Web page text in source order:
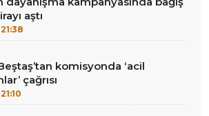
aştı
21:38
komisyonda ‘acil
çağrısı
21:10